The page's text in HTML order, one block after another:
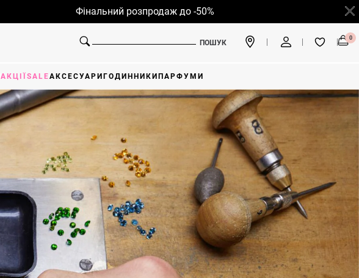
Фінальний розпродаж до -50%
ПОШУК
0
АКЦІЇ SALEАКСЕСУАРИ ГОДИННИКИ ПАРФУМИ